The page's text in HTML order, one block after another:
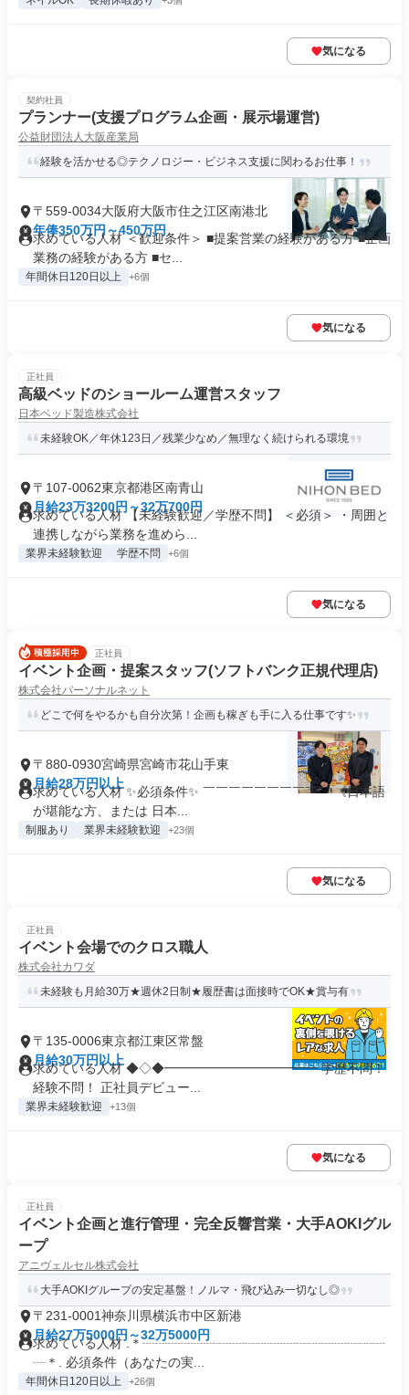
気になる
契約社員
プランナー(支援プログラム企画・展示場運営)
公益財団法人大阪産業局
経験を活かせる◎テクノロジー・ビジネス支援に関わるお仕事！
〒559-0034大阪府大阪市住之江区南港北
年俸350万円～450万円
求めている人材 ＜歓迎条件＞ ■提案営業の経験がある方 ■企画
業務の経験がある方 ■セ...
年間休日120日以上 +6個
気になる
正社員
高級ベッドのショールーム運営スタッフ
日本ベッド製造株式会社
未経験OK／年休123日／残業少なめ／無理なく続けられる環境
〒107-0062東京都港区南青山
月給23万3200円～32万700円
求めている人材 【未経験歓迎／学歴不問】 ＜必須＞ ・周囲と
連携しながら業務を進めら...
業界未経験歓迎 学歴不問 +6個
気になる
正社員
イベント企画・提案スタッフ(ソフトバンク正規代理店)
株式会社パーソナルネット
どこで何をやるかも自分次第！企画も稼ぎも手に入る仕事です✨
〒880-0930宮崎県宮崎市花山手東
月給28万円以上
求めている人材 ✨必須条件✨ ￣￣￣￣￣￣￣￣￣￣ 《日本語
が堪能な方、または 日本...
制服あり 業界未経験歓迎 +23個
気になる
正社員
イベント会場でのクロス職人
株式会社カワダ
未経験も月給30万★週休2日制★履歴書は面接時でOK★賞与有
〒135-0006東京都江東区常盤
月給30万円以上
求めている人材 ◆◇◆━━━━━━━━━━━━ 学歴不問！
経験不問！ 正社員デビュー...
業界未経験歓迎 +13個
気になる
正社員
イベント企画と進行管理・完全反響営業・大手AOKIグル
ープ
アニヴェルセル株式会社
大手AOKIグループの安定基盤！ノルマ・飛び込み一切なし◎
〒231-0001神奈川県横浜市中区新港
月給27万5000円～32万5000円
求めている人材 .＊┈┈┈┈┈┈┈┈┈┈┈┈┈┈┈┈┈┈┈
┈＊. 必須条件（あなたの実...
年間休日120日以上 +26個